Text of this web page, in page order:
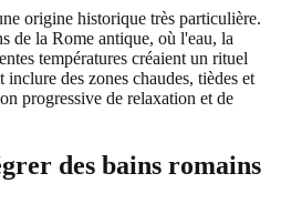
origine historique très particulière.
de la Rome antique, où l'eau, la
températures créaient un rituel
des zones chaudes, tièdes et
progressive de relaxation et de
des bains romains